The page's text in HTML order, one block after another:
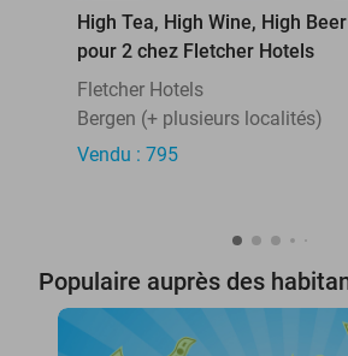
High Tea, High Wine, High
pour 2 chez Fletcher Hotels
Fletcher Hotels
Bergen (+ plusieurs localités)
Vendu : 795
Populaire auprès des